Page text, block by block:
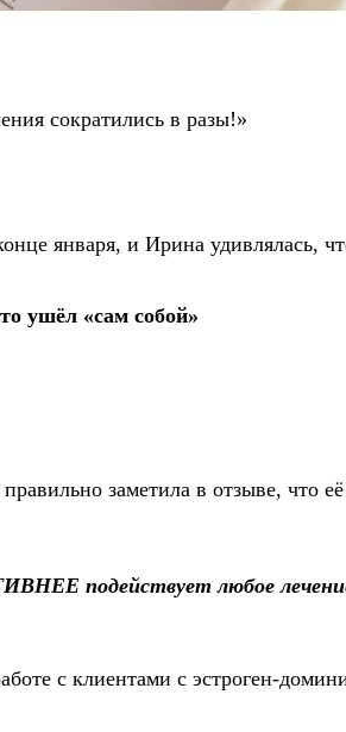
сократились в разы!»
января, и Ирина удивлялась,
ушёл «сам собой»
заметила в отзыве, что
подействует любое
с клиентами с эстроген-